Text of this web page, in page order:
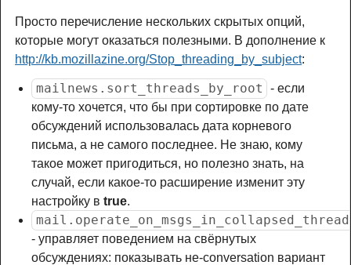
Просто перечисление нескольких скрытых опций,
которые могут оказаться полезными. В дополнение к
http://kb.mozillazine.org/Stop_threading_by_subject:
mailnews.sort_threads_by_root
- если
кому-то хочется, что бы при сортировке по дате
обсуждений использовалась дата корневого
письма, а не самого последнее. Не знаю, кому
такое может пригодиться, но полезно знать, на
случай, если какое-то расширение изменит эту
настройку в true.
- управляет поведением на свёрнутых
обсуждениях: показывать не-conversation вариант